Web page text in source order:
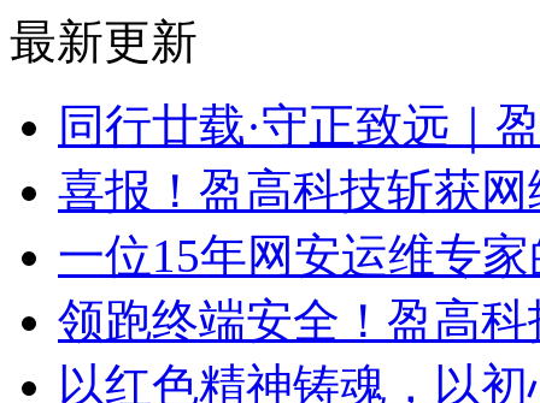
最新更新
同行廿载·守正致远｜
喜报！盈高科技斩获
一位15年网安运维专
领跑终端安全！盈高
以红色精神铸魂，以